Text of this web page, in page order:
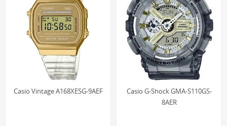
Casio Vintage A168XESG-9AEF
Casio G-Shock GMA-S110GS-
8AER